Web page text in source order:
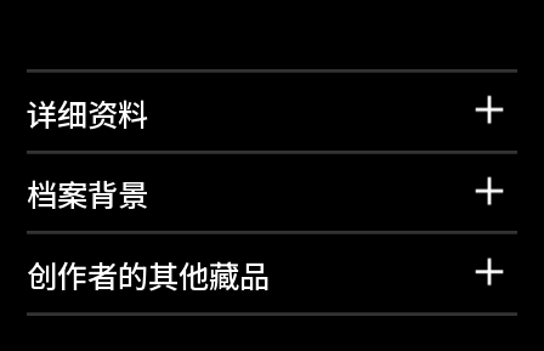
详细资料
档案背景
创作者的其他藏品